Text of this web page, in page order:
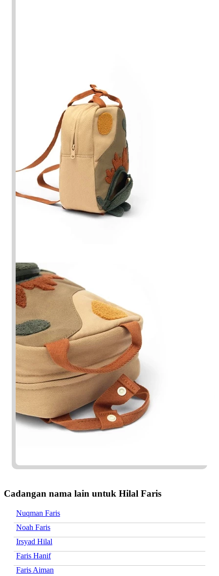
Cadangan nama lain untuk Hilal Faris
Nuqman Faris
Noah Faris
Irsyad Hilal
Faris Hanif
Faris Aiman